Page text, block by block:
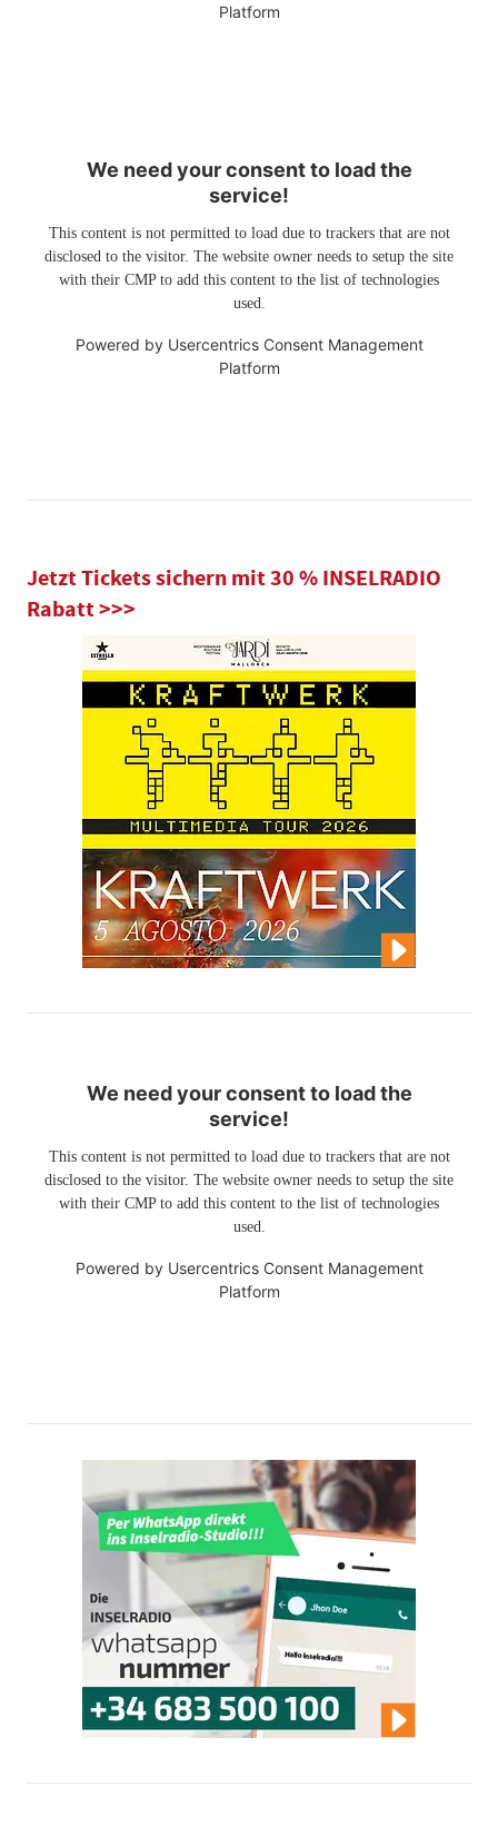
Platform
We need your consent to load the
service!
This content is not permitted to load due to trackers that are not
disclosed to the visitor. The website owner needs to setup the site
with their CMP to add this content to the list of technologies
used.
Powered by Usercentrics Consent Management
Platform
Jetzt Tickets sichern mit 30 % INSELRADIO
Rabatt >>>
We need your consent to load the
service!
This content is not permitted to load due to trackers that are not
disclosed to the visitor. The website owner needs to setup the site
with their CMP to add this content to the list of technologies
used.
Powered by Usercentrics Consent Management
Platform